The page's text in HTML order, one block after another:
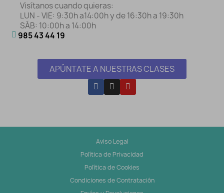
Visítanos cuando quieras:
LUN - VIE: 9:30h a14:00h y de 16:30h a 19:30h
SÁB: 10:00h a 14:00h
985 43 44 19
APÚNTATE A NUESTRAS CLASES
Aviso Legal
Política de Privacidad
Política de Cookies
Condiciones de Contratación